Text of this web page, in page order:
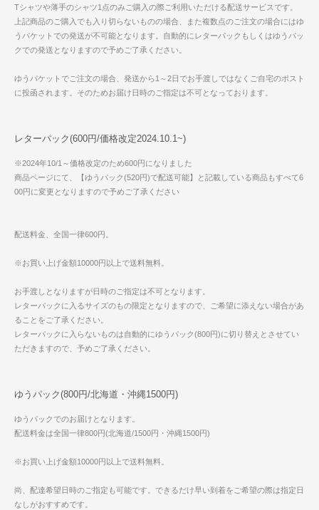
Tシャツや薄手のシャツ1点のみご購入の際ご利用いただける配送サービスです。
上記商品のご購入でも入り切らないものの場合、また複数点のご注文の場合にはゆ
うパケットでの発送が不可能となります。自動的にレターパックもしくはゆうパッ
クでの発送となりますので予めご了承ください。
ゆうパケットでご注文の場合、発送から1～2日でお手渡しではなくご自宅のポスト
に投函されます。そのためお届け日時のご指定は不可となっております。
レターパック(600円/価格改定2024.10.1~)
※2024年10/1～価格改定のため600円になりました
商品ページにて、【ゆうパック(520円)で配送可能】と記載している商品もすべて6
00円に変更となりますので予めご了承ください
配送料金、全国一律600円。
※お買い上げ金額10000円以上で送料無料。
お手渡しとなりますが日時のご指定は不可となります。
レターパックに入るサイズのもの限定となりますので、ご希望に添えない場合があ
ることをご了承ください。
レターパックに入らないものは自動的にゆうパック(800円)に切り替えとさせてい
ただきますので、予めご了承ください。
ゆうパック(800円/北海道・沖縄1500円)
ゆうパックでのお届けとなります。
配送料金は全国一律800円(北海道/1500円・沖縄1500円)
※お買い上げ金額10000円以上で送料無料。
尚、配達希望日時のご指定も可能です。できるだけ早い到着をご希望の際は指定日
なしがおすすめです。